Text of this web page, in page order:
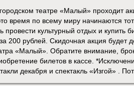
театре «Малый» проходит
время по всему миру начинаются
провести культурный отдых и купить
200 рублей. Скидочная акция будет
«Малый». Обратите внимание,
билетов в кассе.
декабря и спектакль «Изгой» .